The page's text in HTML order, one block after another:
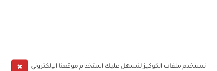
✖
نستخدم ملفات الكوكيز لنسهل عليك استخدام موقعنا الإلكتروني